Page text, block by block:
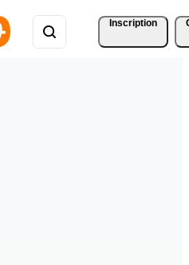
Inscription